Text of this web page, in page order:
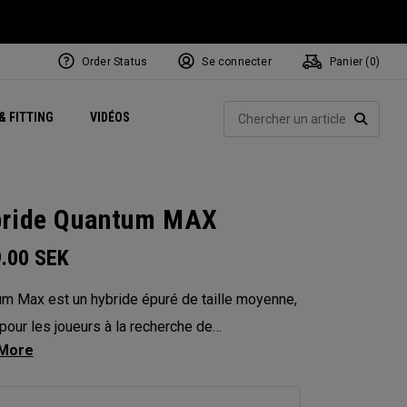
FITTING VIDÉOSExclusive Mavrik Complete Sets
Exclusivités - Balles de Golf
Juillet NEW Headwear
Women's Golf Balls
Exclusivités - Accessoires
Régionaux
Order Status Se connecter Panier ( 0)
Quantum MAX
SEK
Max est un hybride épuré de taille moyenne,
les joueurs à la recherche de
équilibrées. Avec un centre de gravité